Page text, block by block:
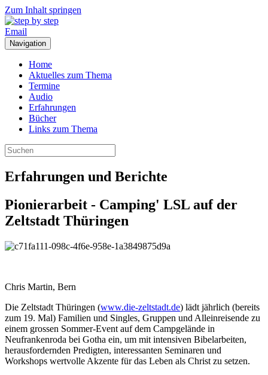
Zum Inhalt springen
Email
Navigation
Home
Aktuelles zum Thema
Termine
Audio
Erfahrungen
Bücher
Links zum Thema
Erfahrungen und Berichte
Pionierarbeit - Camping' LSL auf der
Zeltstadt Thüringen
Chris Martin, Bern
Die Zeltstadt Thüringen (www.die-zeltstadt.de) lädt jährlich (bereits
zum 19. Mal) Familien und Singles, Gruppen und Alleinreisende zu
einem grossen Sommer-Event auf dem Campgelände in
Neufrankenroda bei Gotha ein, um mit intensiven Bibelarbeiten,
herausfordernden Predigten, interessanten Seminaren und
Workshops wertvolle Akzente für das Leben als Christ zu setzen.